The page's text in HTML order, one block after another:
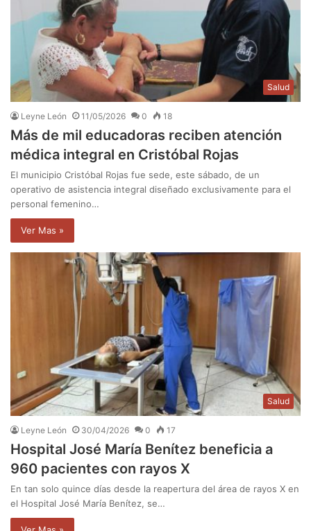
Salud
Leyne León 11/05/2026 0 18
Más de mil educadoras reciben atención
médica integral en Cristóbal Rojas
El municipio Cristóbal Rojas fue sede, este sábado, de un
operativo de asistencia integral diseñado exclusivamente para el
personal femenino…
Ver Mas »
Salud
Leyne León 30/04/2026 0 17
Hospital José María Benítez beneficia a
960 pacientes con rayos X
En tan solo quince días desde la reapertura del área de rayos X en
el Hospital José María Benítez, se…